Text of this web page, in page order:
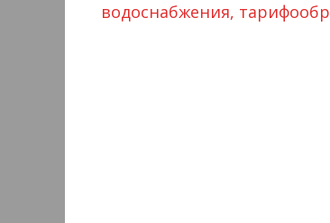
водоснабжения,